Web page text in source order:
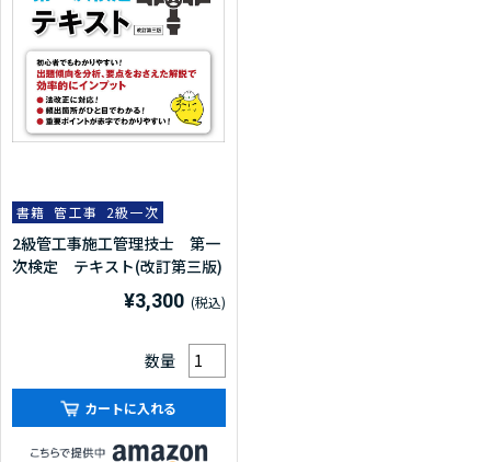
書籍 管工事 2級一次
2級管工事施工管理技士 第一
次検定 テキスト(改訂第三版)
¥3,300
数量
カートに入れる